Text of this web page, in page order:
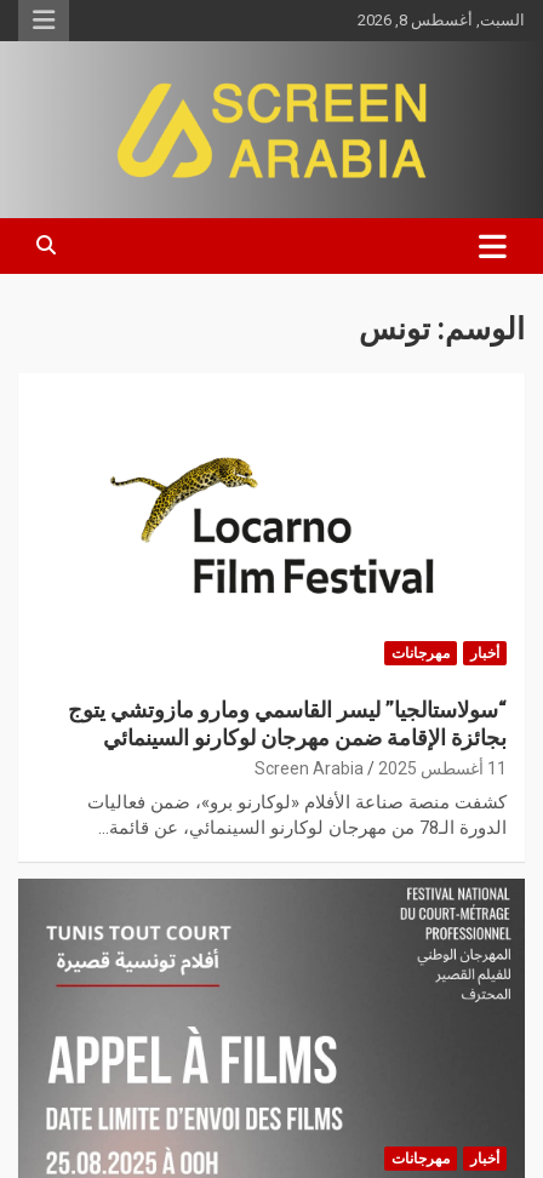
السبت, أغسطس 8, 2026
Screen Arabia
الوسم:تونس
أخبار مهرجانات
“سولاستالجيا” ليسر القاسمي ومارو مازوتشي يتوج
بجائزة الإقامة ضمن مهرجان لوكارنو السينمائي
11 أغسطس 2025 Screen Arabia
كشفت منصة صناعة الأفلام «لوكارنو برو»، ضمن فعاليات
الدورة الـ78 من مهرجان لوكارنو السينمائي، عن قائمة…
أخبار مهرجانات